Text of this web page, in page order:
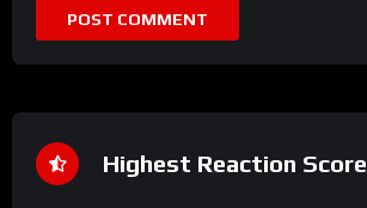
Highest Reaction Score